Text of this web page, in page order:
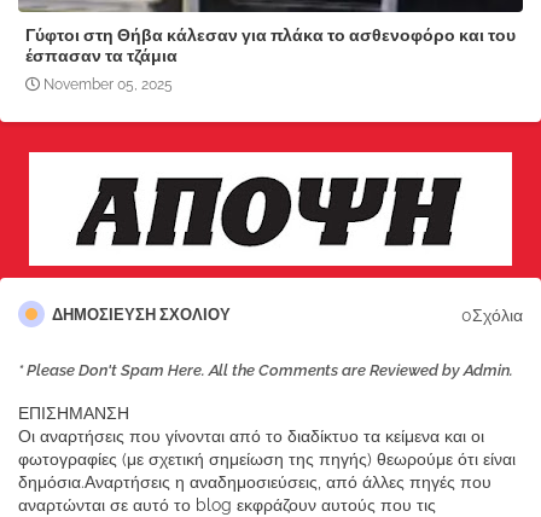
Γύφτοι στη Θήβα κάλεσαν για πλάκα το ασθενοφόρο και του
έσπασαν τα τζάμια
November 05, 2025
ΔΗΜΟΣΊΕΥΣΗ ΣΧΟΛΊΟΥ 0Σχόλια
* Please Don't Spam Here. All the Comments are Reviewed by Admin.
ΕΠΙΣΗΜΑΝΣΗ
Οι αναρτήσεις που γίνονται από το διαδίκτυο τα κείμενα και οι
φωτογραφίες (με σχετική σημείωση της πηγής) θεωρούμε ότι είναι
δημόσια.Αναρτήσεις η αναδημοσιεύσεις, από άλλες πηγές που
αναρτώνται σε αυτό το blog εκφράζουν αυτούς που τις